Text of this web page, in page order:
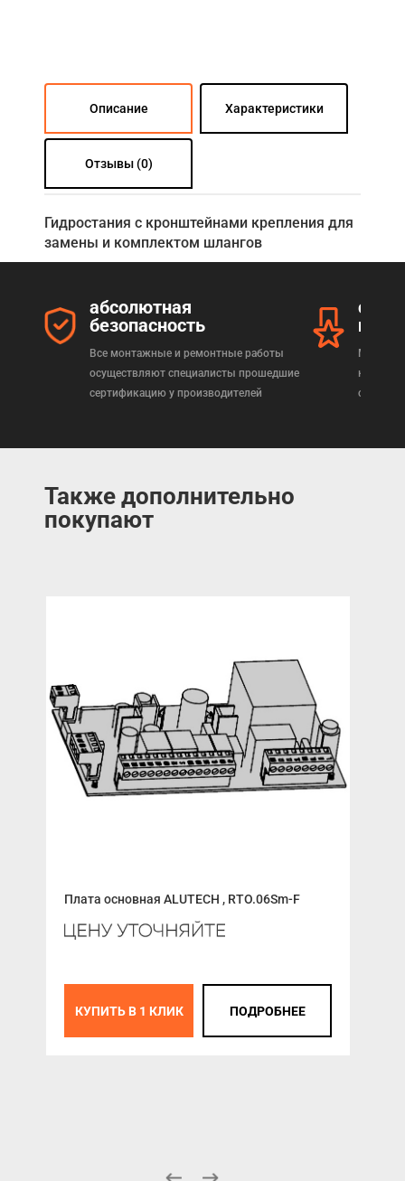
Описание Характеристики
Отзывы (0)
Гидростания с кронштейнами крепления для
замены и комплектом шлангов
абсолютная
безопасность
Все монтажные и ремонтные работы
осуществляют специалисты прошедшие
сертификацию у производителей
Мы
Также дополнительно
покупают
Плата основная ALUTECH , RTO.06Sm-F
КУПИТЬ В 1 КЛИК ПОДРОБНЕЕ